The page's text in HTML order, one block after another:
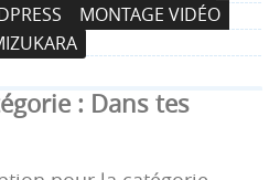
n
MONTAGE VIDÉO
: Dans tes